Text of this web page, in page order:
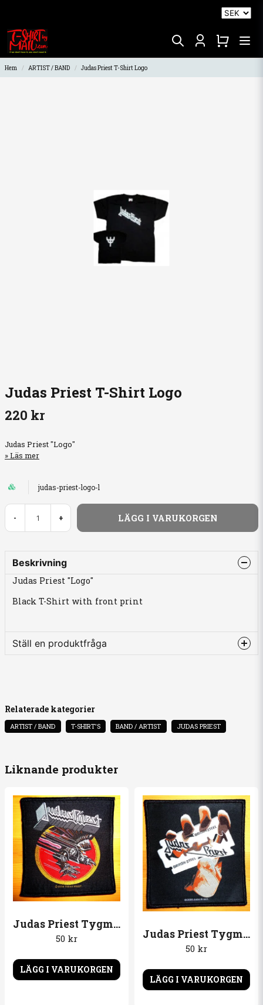
Hem ARTIST / BAND Judas Priest T-Shirt Logo
Judas Priest T-Shirt Logo
220 kr
Judas Priest "Logo"
Läs mer
judas-priest-logo-l
- + LÄGG I VARUKORGEN
Beskrivning
Judas Priest "Logo"
Black T-Shirt with front print
Ställ en produktfråga
name
Namn
Ja, ni får publicera min fråga
Liknande produkter
Judas Priest Tygmärke Screaming for vengeance
50 kr
LÄGG I VARUKORGEN
Judas Priest Tygmärke British steel
50 kr
LÄGG I VARUKORGEN
Relaterade kategorier
ARTIST / BAND T-SHIRT'S BAND / ARTIST JUDAS PRIEST